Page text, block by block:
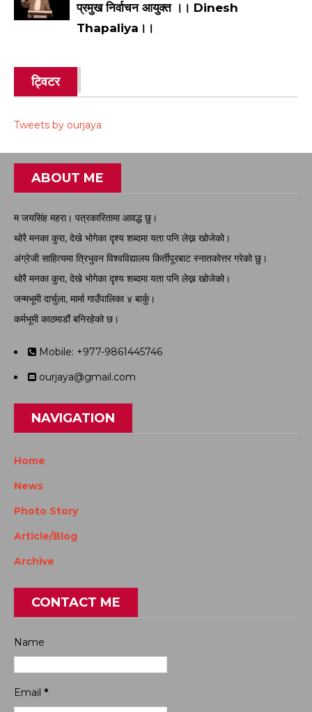
प्रमुख निर्वाचन आयुक्त ।। Dinesh
Thapaliya।।
ट्विटर
Tweets by ourjaya
ABOUT ME
म जयसिंह महरा। पत्रकारितामा आवद्ध छु।
थोरै मनका कुरा, देखे भोगेका दृश्य शब्दमा यता पनि लेख्न खोजेको।
अंग्रेजी साहित्यमा त्रिभुवन विश्वविद्यालय किर्तीपूरबाट स्नातकोत्तर गरेको छु।
थोरै मनका कुरा, देखे भोगेका दृश्य शब्दमा यता पनि लेख्न खोजेको।
जन्मभूमी दार्चुला, मार्मा गाउँपालिका ४ बार्कु।
कर्मभूमी काठमाडौं बनिरहेको छ।
Mobile: +977-9861445746
ourjaya@gmail.com
NAVIGATION
Home
News
Photo Story
Article/Blog
Archive
CONTACT ME
Name
Email *